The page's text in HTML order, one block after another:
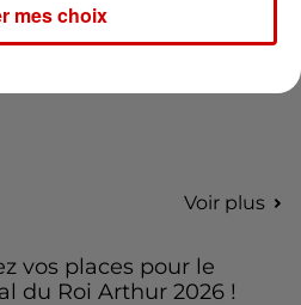
en concert gratuit
Voir plus
vos places pour le
du Roi Arthur 2026 !
mes choix